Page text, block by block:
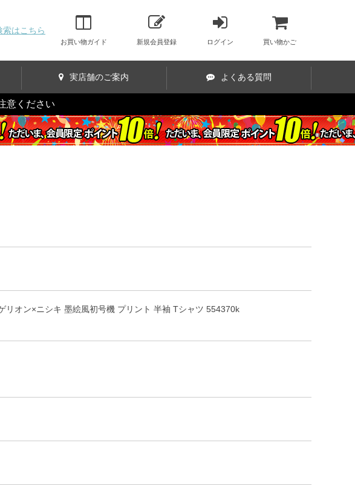
索はこちら
お買い物ガイド 新規会員登録 ログイン 買い物かご
実店舗のご案内 よくある質問
意ください
リオン×ニシキ 墨絵風初号機 プリント 半袖 Tシャツ 554370k